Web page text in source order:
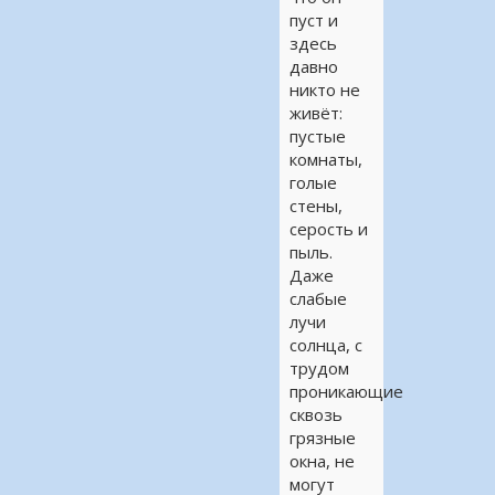
пуст и
здесь
давно
никто не
живёт:
пустые
комнаты,
голые
стены,
серость и
пыль.
Даже
слабые
лучи
солнца, с
трудом
проникающие
сквозь
грязные
окна, не
могут